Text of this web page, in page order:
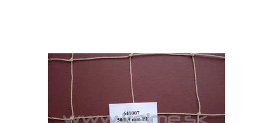
Uzlová ochranná sieť vhodná na skládky, ako deliaca sieť,
priemyselné plochy Materiál: Polyetylén Hrúbka: 0,9 mm Veľkosť
oka: 50 mm x 500 mm Farba: svetlo-hnedá Uvedená cena je...